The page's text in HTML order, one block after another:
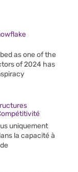
as one of the
of 2024 has
uniquement
la capacité à